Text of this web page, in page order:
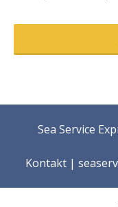
Sea Service
Kontakt|